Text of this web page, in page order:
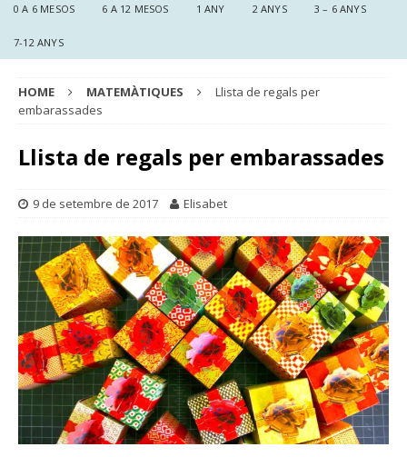
0 A 6 MESOS 6 A 12 MESOS 1 ANY 2 ANYS 3 – 6 ANYS
7-12 ANYS
HOME MATEMÀTIQUES
Llista de regals per
embarassades
Llista de regals per embarassades
9 de setembre de 2017 Elisabet